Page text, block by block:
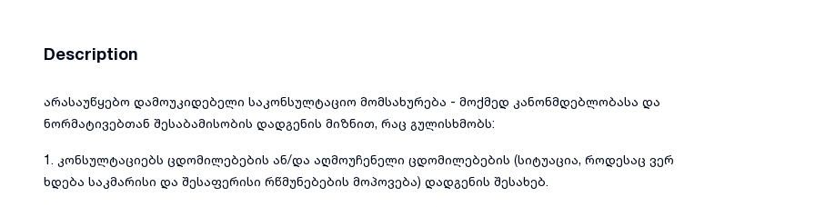
Description
არასაუწყებო დამოუკიდებელი საკონსულტაციო მომსახურება - მოქმედ კანონმდებლობასა და
ნორმატივებთან შესაბამისობის დადგენის მიზნით, რაც გულისხმობს:
1. კონსულტაციებს ცდომილებების ან/და აღმოუჩენელი ცდომილებების (სიტუაცია, როდესაც ვერ
ხდება საკმარისი და შესაფერისი რწმუნებების მოპოვება) დადგენის შესახებ.